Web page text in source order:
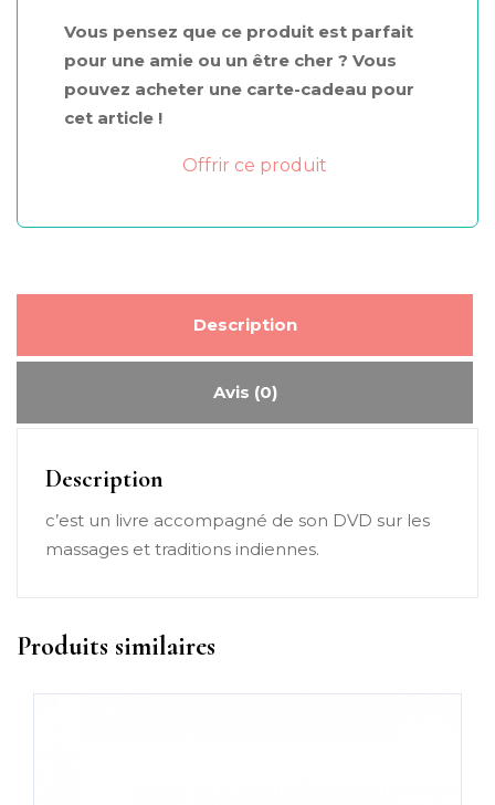
Vous pensez que ce produit est parfait
pour une amie ou un être cher ? Vous
pouvez acheter une carte-cadeau pour
cet article !
Offrir ce produit
Description
Avis (0)
Description
c’est un livre accompagné de son DVD sur les
massages et traditions indiennes.
Produits similaires